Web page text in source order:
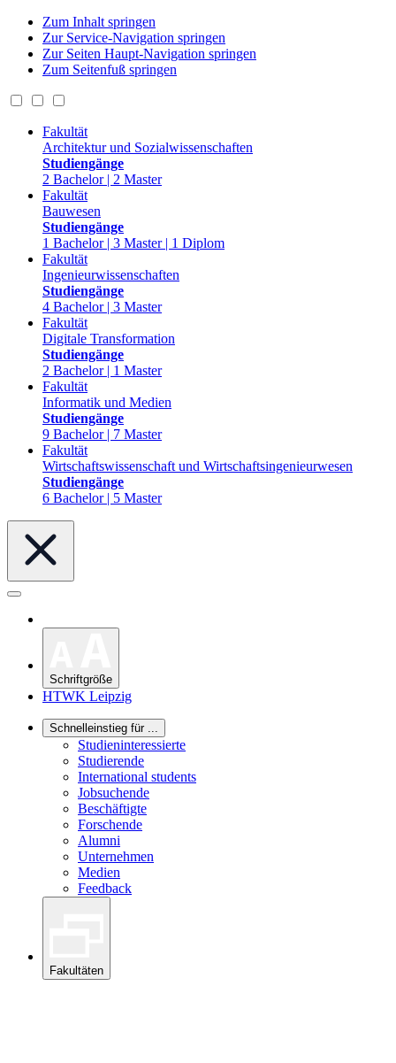
Zum Inhalt springen
Zur Service-Navigation springen
Zur Seiten Haupt-Navigation springen
Zum Seitenfuß springen
Fakultät
Architektur und Sozialwissenschaften
Studiengänge
2 Bachelor | 2 Master
Fakultät
Bauwesen
Studiengänge
1 Bachelor | 3 Master | 1 Diplom
Fakultät
Ingenieurwissenschaften
Studiengänge
4 Bachelor | 3 Master
Fakultät
Digitale Transformation
Studiengänge
2 Bachelor | 1 Master
Fakultät
Informatik und Medien
Studiengänge
9 Bachelor | 7 Master
Fakultät
Wirtschaftswissenschaft und Wirtschaftsingenieurwesen
Studiengänge
6 Bachelor | 5 Master
Schriftgröße
HTWK Leipzig
Schnelleinstieg für ...
Studieninteressierte
Studierende
International students
Jobsuchende
Beschäftigte
Forschende
Alumni
Unternehmen
Medien
Feedback
Fakultäten